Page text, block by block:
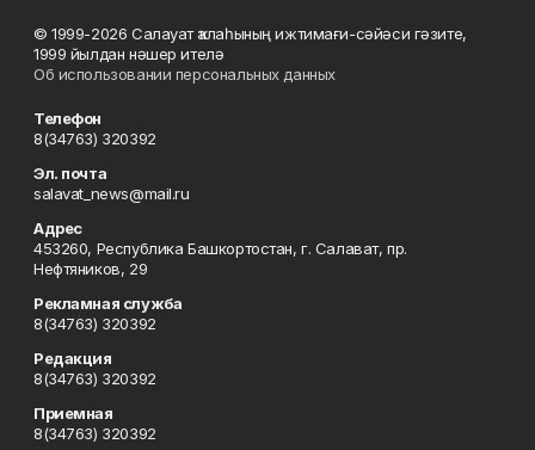
© 1999-2026 Салауат ҡалаһының ижтимағи-сәйәси гәзите,
1999 йылдан нәшер ителә
Об использовании персональных данных
Телефон
8(34763) 320392
Эл. почта
salavat_news@mail.ru
Адрес
453260, Республика Башкортостан, г. Салават, пр.
Нефтяников, 29
Рекламная служба
8(34763) 320392
Редакция
8(34763) 320392
Приемная
8(34763) 320392